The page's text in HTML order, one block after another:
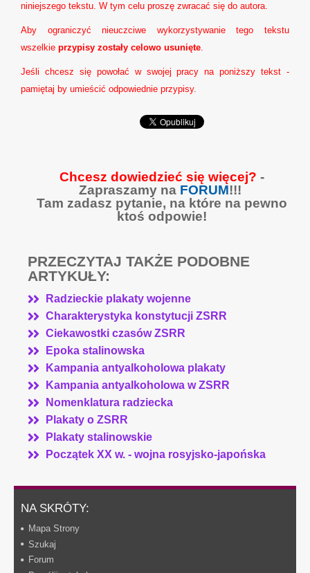
niniejszego tekstu. W tym celu proszę zwracać się do autora.
Aby ograniczyć nieuczciwe wykorzystywanie tego tekstu
wszelkie przypisy zostały celowo usunięte.
Jeśli chcesz się powołać w swojej pracy na poniższy tekst -
pamiętaj by umieścić odpowiednie przypisy.
Chcesz dowiedzieć się więcej? -
Zapraszamy na FORUM!!!
Tam zadasz pytanie, na które na pewno
ktoś odpowie!
PRZECZYTAJ TAKŻE PODOBNE
ARTYKUŁY:
Radzieckie plakaty wojenne
Charakterystyka konstytucji ZSRR
Ciekawostki czasów ZSRR
Epoka stalinowska
Kampania antyalkoholowa plakaty
Kampania antyalkoholowa w ZSRR
Nomenklatura radziecka
Plakaty o ZSRR
Plakaty stalinowskie
Początek XX w. - wojna rosyjsko-japońska
NA SKRÓTY:
Mapa Strony
Szukaj
Forum